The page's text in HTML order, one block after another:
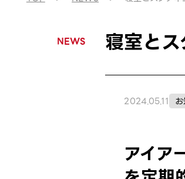
NEWS 寝室と
2024.05.11
アイア